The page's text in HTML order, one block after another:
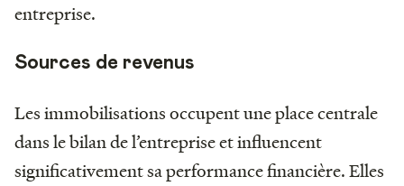
entreprise.
Sources de revenus
Les immobilisations occupent une place centrale
dans le bilan de l’entreprise et influencent
significativement sa performance financière. Elles